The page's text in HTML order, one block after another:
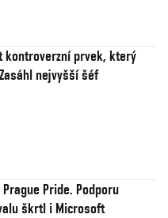
kontroverzní prvek, který
nejvyšší šéf
Pride. Podporu
škrtl i Microsoft